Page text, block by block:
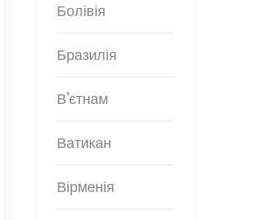
Болівія
Бразилія
В'єтнам
Ватикан
Вірменія